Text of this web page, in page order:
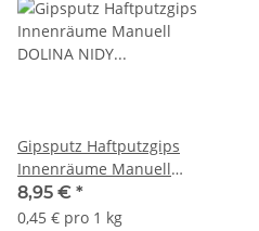
Gipsputz Haftputzgips
Innenräume Manuell
DOLINA NIDY Gamma 20Kg
8,95 € *
0,45 € pro 1 kg